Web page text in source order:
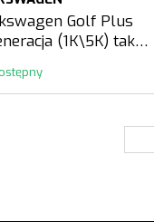
Golf Plus
(1K\5K) także